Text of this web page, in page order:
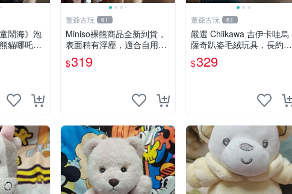
鬧海》泡
貓哪吒搪
：如圖顯
泡瑪特
董爺古玩 61
Miniso裸熊商品全新到貨，
表面稍有浮塵，適合自用收
藏嚴選款。 裸熊 商品 裸熊
玩偶
$319
董爺古玩 61
嚴選 Chiikawa 吉伊卡哇烏
薩奇趴姿毛絨玩具，長約30
cm，質地超軟適合收藏 烏
薩奇 Chiikawa 毛絨 超軟
$329